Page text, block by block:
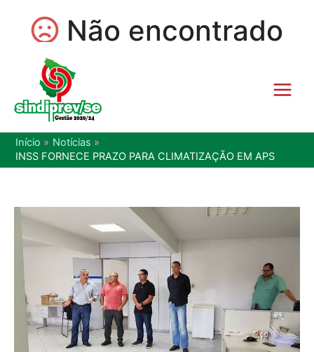
Início
Notícias
INSS FORNECE PRAZO PARA CLIMATIZAÇÃO EM APS